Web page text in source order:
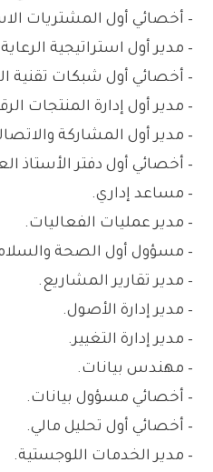
– أخصائي أول المشتريات
– مدير أول استراتيجية
– أخصائي أول شبكات تقنية
– مدير أول إدارة المنتجات
– مدير أول المشاركة
– أخصائي أول دفتر الأستاذ
– مساعد إداري.
– مدير عمليات الفعاليات.
– مسؤول أول الصحة
– مدير تقارير المشاريع.
– مدير إدارة الأصول.
– مدير إدارة التغيير.
– مهندس بيانات.
– أخصائي مسؤول بيانات.
– أخصائي أول تحليل مالي.
– مدير الخدمات اللوجستية.